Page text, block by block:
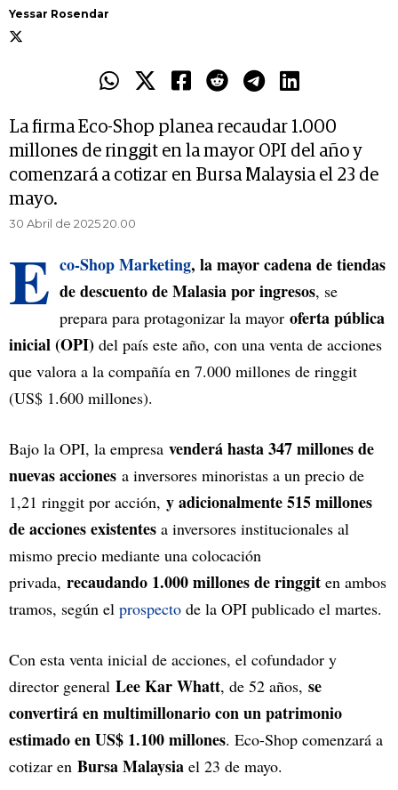
Yessar Rosendar
La firma Eco-Shop planea recaudar 1.000
millones de ringgit en la mayor OPI del año y
comenzará a cotizar en Bursa Malaysia el 23 de
mayo.
30 Abril de 2025 20.00
E co-Shop Marketing, la mayor cadena de tiendas
de descuento de Malasia por ingresos, se
prepara para protagonizar la mayor oferta pública
inicial (OPI) del país este año, con una venta de acciones
que valora a la compañía en 7.000 millones de ringgit
(US$ 1.600 millones).
Bajo la OPI, la empresa venderá hasta 347 millones de
nuevas acciones a inversores minoristas a un precio de
1,21 ringgit por acción, y adicionalmente 515 millones
de acciones existentes a inversores institucionales al
mismo precio mediante una colocación
privada, recaudando 1.000 millones de ringgit en ambos
tramos, según el prospecto de la OPI publicado el martes.
Con esta venta inicial de acciones, el cofundador y
director general Lee Kar Whatt, de 52 años, se
convertirá en multimillonario con un patrimonio
estimado en US$ 1.100 millones. Eco-Shop comenzará a
cotizar en Bursa Malaysia el 23 de mayo.